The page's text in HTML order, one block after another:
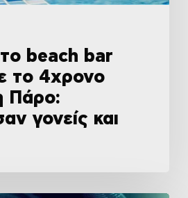
beach bar
το 4χρονο
Πάρο:
γονείς και